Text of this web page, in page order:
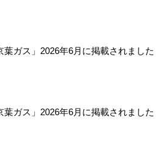
葉ガス」2026年6月に掲載されました
葉ガス」2026年6月に掲載されました